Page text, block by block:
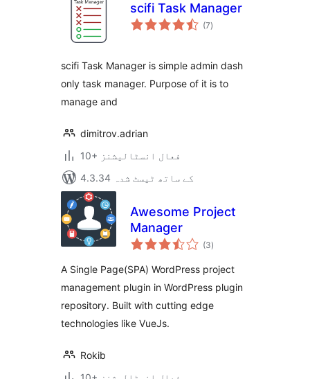
scifi Task Manager
(7مجموعی
درجہ
)
scifi Task Manager is simple admin dash
only task manager. Purpose of it is to
manage and
dimitrov.adrian
10+ فعال انسٹالیشنز
4.3.34 کے ساتھ ٹیسٹ شدہ
Awesome Project
Manager
(3مجموعی
درجہ
)
A Single Page(SPA) WordPress project
management plugin in WordPress plugin
repository. Built with cutting edge
technologies like VueJs.
Rokib